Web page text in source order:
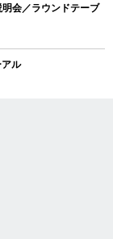
会／ラウンドテーブ
ル